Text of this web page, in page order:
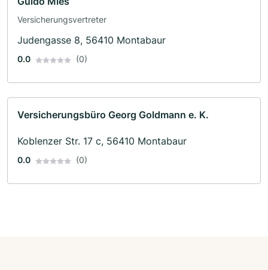
Versicherungsvertreter
Judengasse 8, 56410 Montabaur
0.0 (0)
Versicherungsbüro Georg Goldmann e. K.
Koblenzer Str. 17 c, 56410 Montabaur
0.0 (0)